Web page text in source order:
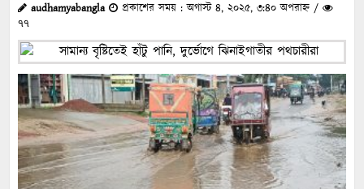
audhamyabangla
প্রকাশের সময় : অগাস্ট ৪, ২০২৫, ৩:৪০ অপরাহ্ন /
৭৭